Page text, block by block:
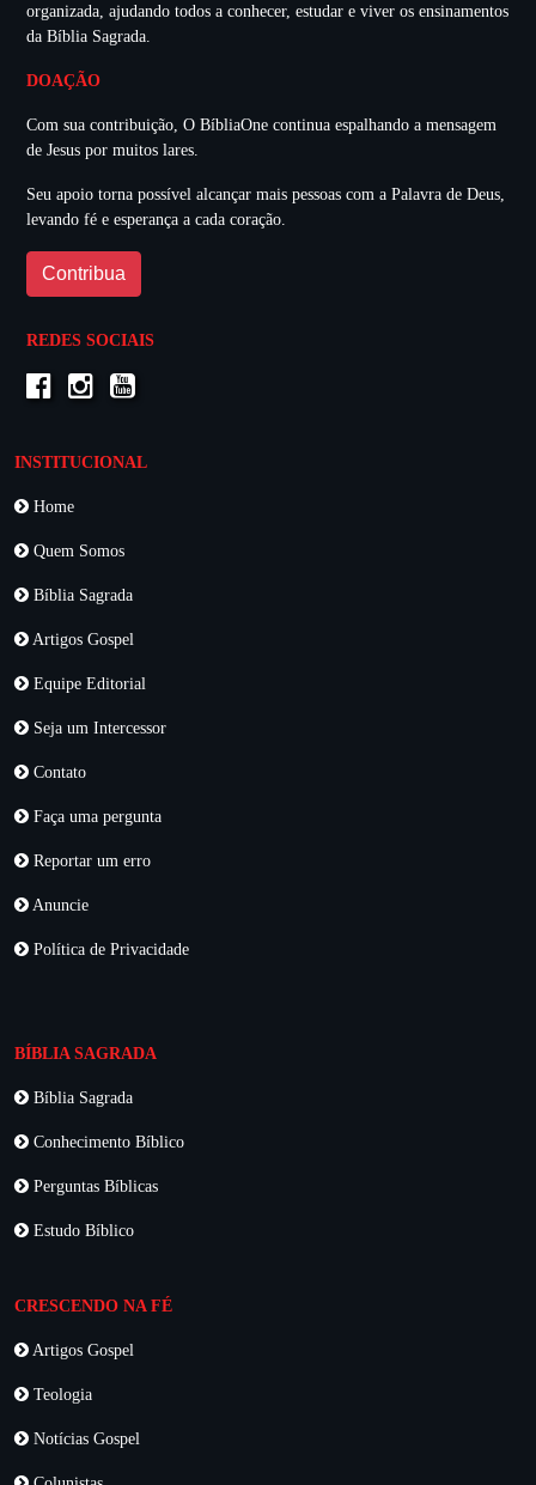
organizada, ajudando todos a conhecer, estudar e viver os ensinamentos
da Bíblia Sagrada.
DOAÇÃO
Com sua contribuição, O BíbliaOne continua espalhando a mensagem
de Jesus por muitos lares.
Seu apoio torna possível alcançar mais pessoas com a Palavra de Deus,
levando fé e esperança a cada coração.
Contribua
REDES SOCIAIS
INSTITUCIONAL
Home
Quem Somos
Bíblia Sagrada
Artigos Gospel
Equipe Editorial
Seja um Intercessor
Contato
Faça uma pergunta
Reportar um erro
Anuncie
Política de Privacidade
BÍBLIA SAGRADA
Bíblia Sagrada
Conhecimento Bíblico
Perguntas Bíblicas
Estudo Bíblico
CRESCENDO NA FÉ
Artigos Gospel
Teologia
Notícias Gospel